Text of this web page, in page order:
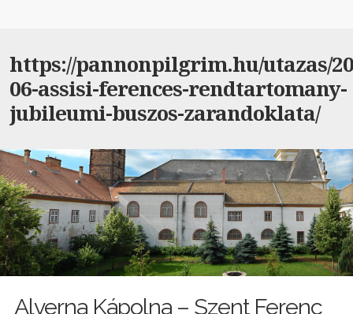
https://pannonpilgrim.hu/utazas/
06-assisi-ferences-rendtartomany-
jubileumi-buszos-zarandoklata/
Alverna Kápolna – Szent Ferenc